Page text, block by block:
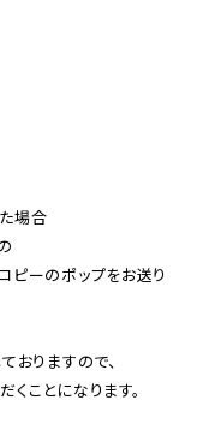
場合
ピーのポップをお送り
おりますので、
ことになります。